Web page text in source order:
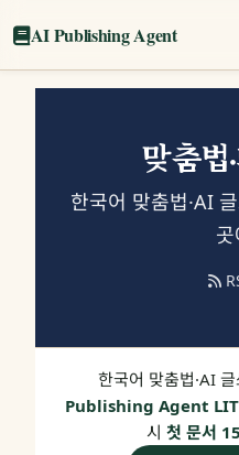
AI Publishing Agent
맞춤법
한국어 맞춤법·AI
한국어 맞춤법·AI
Publishing Agent
시 첫 문서